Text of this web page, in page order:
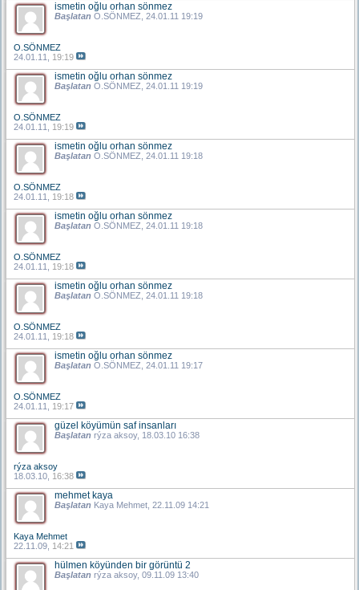
ismetin oğlu orhan sönmez
Başlatan O.SÖNMEZ, 24.01.11 19:19
O.SÖNMEZ
24.01.11,
19:19
ismetin oğlu orhan sönmez
Başlatan O.SÖNMEZ , 24.01.11 19:19
O.SÖNMEZ
24.01.11,
19:19
ismetin oğlu orhan sönmez
Başlatan O.SÖNMEZ , 24.01.11 19:18
O.SÖNMEZ
24.01.11,
19:18
ismetin oğlu orhan sönmez
Başlatan O.SÖNMEZ , 24.01.11 19:18
O.SÖNMEZ
24.01.11,
19:18
ismetin oğlu orhan sönmez
Başlatan O.SÖNMEZ , 24.01.11 19:18
O.SÖNMEZ
24.01.11,
19:18
ismetin oğlu orhan sönmez
Başlatan O.SÖNMEZ , 24.01.11 19:17
O.SÖNMEZ
24.01.11,
19:17
güzel köyümün saf insanları
Başlatan rýza aksoy, 18.03.10 16:38
rýza aksoy
18.03.10, 16:38
mehmet kaya
Başlatan Kaya Mehmet , 22.11.09 14:21
Kaya Mehmet
22.11.09, 14:21
hülmen köyünden bir görüntü 2
Başlatan rýza aksoy, 09.11.09 13:40